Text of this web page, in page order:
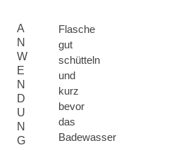
A
N
W
E
N
D
U
N
G
Flasche
gut
schütteln
und
kurz
bevor
das
Badewasser